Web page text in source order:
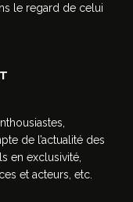
le regard de celui
de l’actualité des
en exclusivité,
et acteurs, etc.